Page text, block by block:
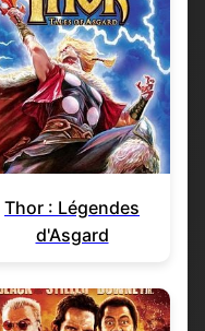
Thor : Légendes
d'Asgard